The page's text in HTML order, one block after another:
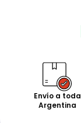
Envío a toda
Argentina